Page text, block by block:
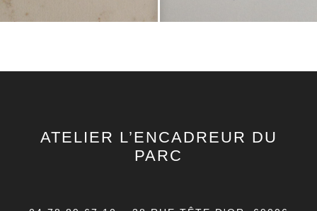
ATELIER L’ENCADREUR DU
PARC